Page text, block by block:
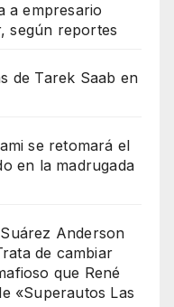
a empresario
según reportes
de Tarek Saab en
se retomará el
en la madrugada
Anderson
de cambiar
que René
«Superautos Las